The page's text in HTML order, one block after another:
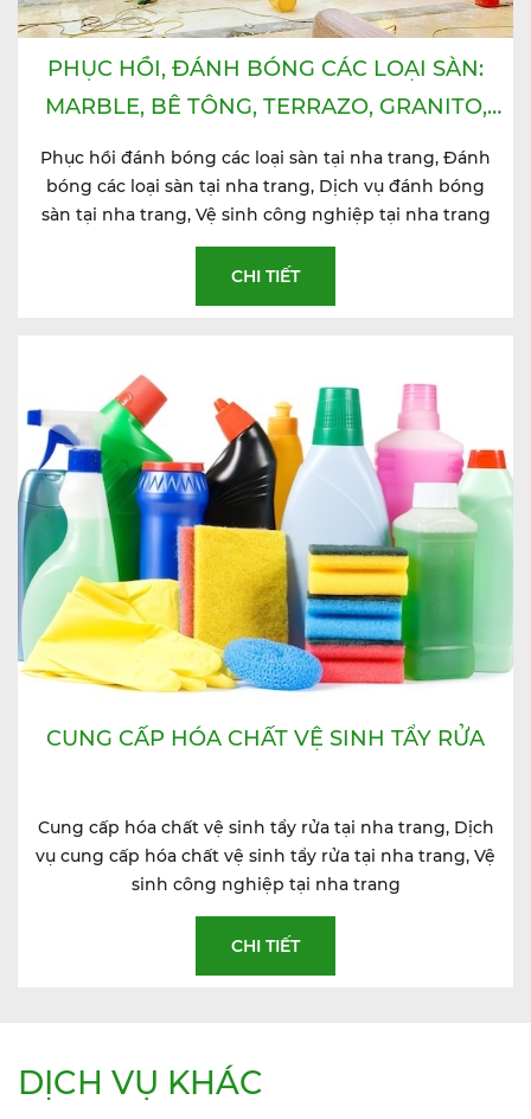
PHỤC HỒI, ĐÁNH BÓNG CÁC LOẠI SÀN:
MARBLE, BÊ TÔNG, TERRAZO, GRANITO,
GRANITE, SÀN GỖ TỰ NHIÊN, SÀN GỖ
CÔNG NGHIỆP,...
Phục hồi đánh bóng các loại sàn tại nha trang, Đánh
bóng các loại sàn tại nha trang, Dịch vụ đánh bóng
sàn tại nha trang, Vệ sinh công nghiệp tại nha trang
CHI TIẾT
CUNG CẤP HÓA CHẤT VỆ SINH TẨY RỬA
Cung cấp hóa chất vệ sinh tẩy rửa tại nha trang, Dịch
vụ cung cấp hóa chất vệ sinh tẩy rửa tại nha trang, Vệ
sinh công nghiệp tại nha trang
CHI TIẾT
DỊCH VỤ KHÁC